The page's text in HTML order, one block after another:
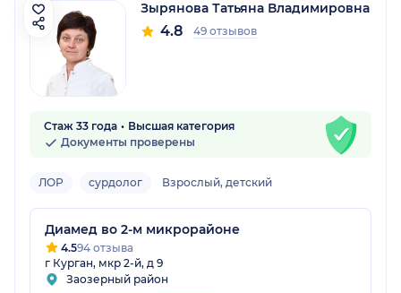
Зырянова Татьяна Владимировна
4.8 49 отзывов
Стаж 33 года
Высшая категория
Документы проверены
ЛОР сурдолог Взрослый, детский
Диамед во 2-м микрорайоне
4.594 отзыва
г Курган, мкр 2-й, д 9
Заозерный район